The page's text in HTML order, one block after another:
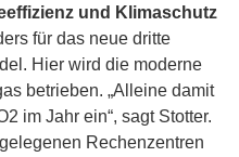
und Klimaschutz
für das neue dritte
Hier wird die moderne
betrieben. „Alleine damit
im Jahr ein“, sagt Stotter.
Rechenzentren